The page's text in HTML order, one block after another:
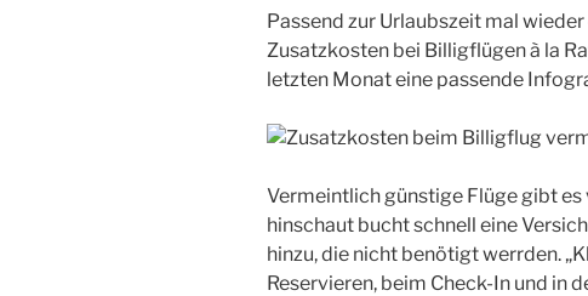
Passend zur Urlaubszeit mal
Zusatzkosten bei Billigflügen à la
letzten Monat eine passende
Vermeintlich günstige Flüge gibt es
hinschaut bucht schnell eine
hinzu, die nicht benötigt werrden.
Reservieren, beim Check-In und in